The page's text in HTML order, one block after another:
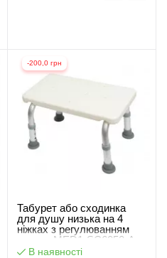
-200,0 грн
Табурет або сходинка
для душу низька на 4
ніжках з регулюванням
висоти MED1-SC6050-A
В наявності